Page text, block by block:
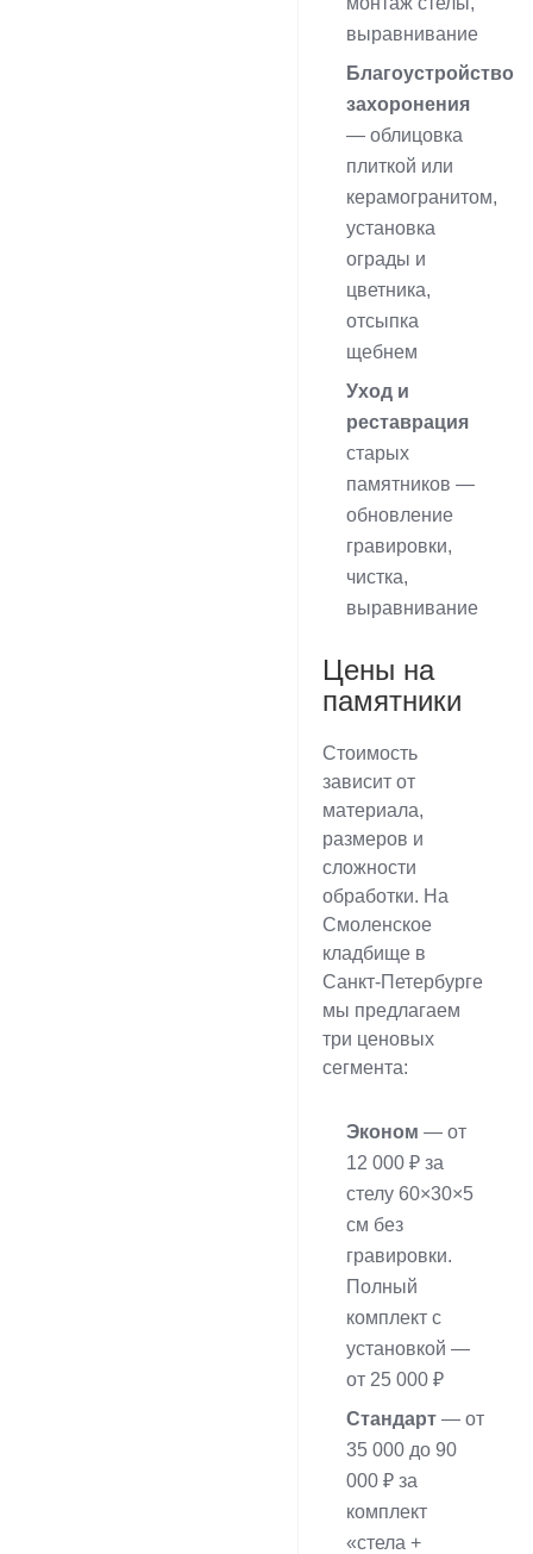
выравнивание
Благоустройство
захоронения
— облицовка
плиткой или
керамогранитом,
установка
ограды и
цветника,
отсыпка
щебнем
Уход и
реставрация
старых
памятников —
обновление
гравировки,
чистка,
выравнивание
Цены на
памятники
Стоимость
зависит от
материала,
размеров и
сложности
обработки. На
Смоленское
кладбище в
Санкт-Петербурге
мы предлагаем
три ценовых
сегмента:
Эконом — от
12 000 ₽ за
стелу 60×30×5
см без
гравировки.
Полный
комплект с
установкой —
от 25 000 ₽
Стандарт — от
35 000 до 90
000 ₽ за
комплект
«стела +